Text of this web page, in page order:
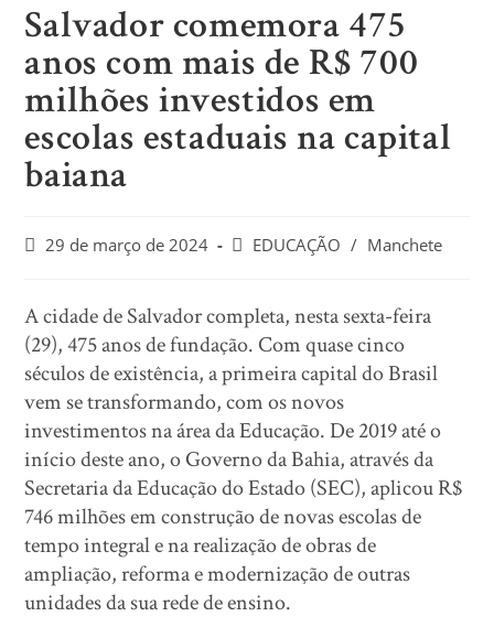
Salvador comemora 475
anos com mais de R$ 700
milhões investidos em
escolas estaduais na capital
baiana
29 de março de 2024 EDUCAÇÃO / Manchete
A cidade de Salvador completa, nesta sexta-feira
(29), 475 anos de fundação. Com quase cinco
séculos de existência, a primeira capital do Brasil
vem se transformando, com os novos
investimentos na área da Educação. De 2019 até o
início deste ano, o Governo da Bahia, através da
Secretaria da Educação do Estado (SEC), aplicou R$
746 milhões em construção de novas escolas de
tempo integral e na realização de obras de
ampliação, reforma e modernização de outras
unidades da sua rede de ensino.